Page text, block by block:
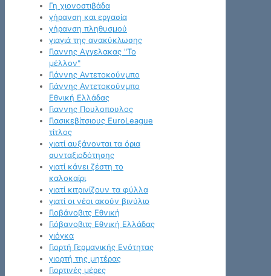
Γη χιονοστιβάδα
γήρανση και εργασία
γήρανση πληθυσμού
γιαγιά της ανακύκλωσης
Γιαννης Αγγελακας "Το
μέλλον"
Γιάννης Αντετοκούνμπο
Γιάννης Αντετοκούνμπο
Εθνική Ελλάδας
Γιαννης Πουλοπουλος
Γιασικεβίτσιους EuroLeague
τίτλος
γιατί αυξάνονται τα όρια
συνταξιοδότησης
γιατί κάνει ζέστη το
καλοκαίρι
γιατί κιτρινίζουν τα φύλλα
γιατί οι νέοι ακούν βινύλιο
Γιοβάνοβιτς Εθνική
Γιόβανοβιτς Εθνική Ελλάδας
γιόγκα
Γιορτή Γερμανικής Ενότητας
γιορτή της μητέρας
Γιορτινές μέρες